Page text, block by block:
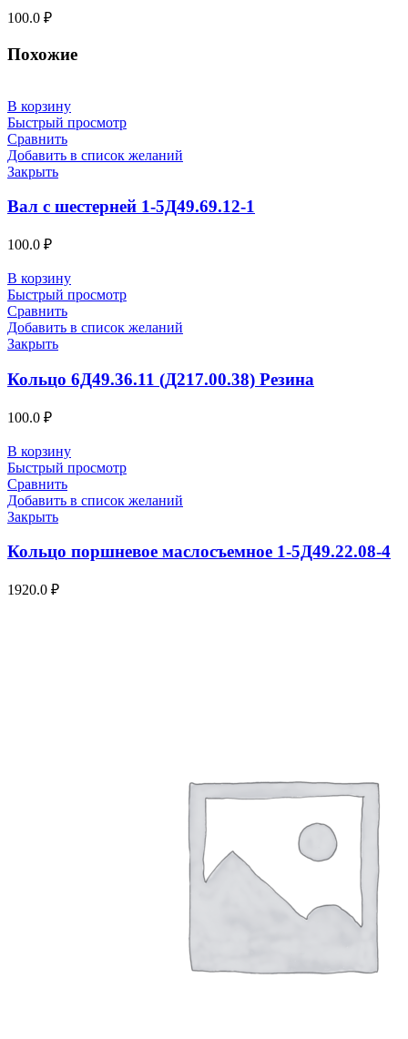
100.0 ₽
Похожие
В корзину
Быстрый просмотр
Сравнить
Добавить в список желаний
Закрыть
Вал с шестерней 1-5Д49.69.12-1
100.0 ₽
В корзину
Быстрый просмотр
Сравнить
Добавить в список желаний
Закрыть
Кольцо 6Д49.36.11 (Д217.00.38) Резина
100.0 ₽
В корзину
Быстрый просмотр
Сравнить
Добавить в список желаний
Закрыть
Кольцо поршневое маслосъемное 1-5Д49.22.08-4
1920.0 ₽